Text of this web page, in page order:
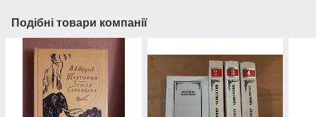
Подібні товари компанії